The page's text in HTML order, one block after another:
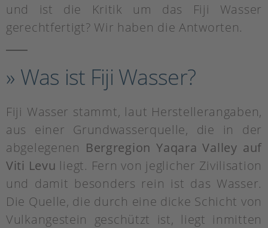
und ist die Kritik um das Fiji Wasser
gerechtfertigt? Wir haben die Antworten.
» Was ist Fiji Wasser?
Fiji Wasser stammt, laut Herstellerangaben,
aus einer Grundwasserquelle, die in der
abgelegenen Bergregion Yaqara Valley auf
Viti Levu liegt. Fern von jeglicher Zivilisation
und damit besonders rein ist das Wasser.
Die Quelle, die durch eine dicke Schicht von
Vulkangestein geschützt ist, liegt inmitten